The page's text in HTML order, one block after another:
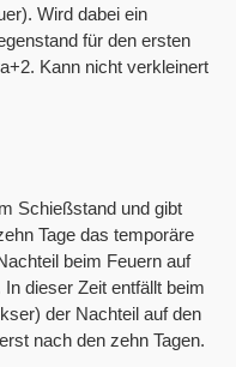
Wird dabei ein
für den ersten
Kann nicht verkleinert
Schießstand und gibt
Tage das temporäre
beim Feuern auf
dieser Zeit entfällt beim
der Nachteil auf den
nach den zehn Tagen.